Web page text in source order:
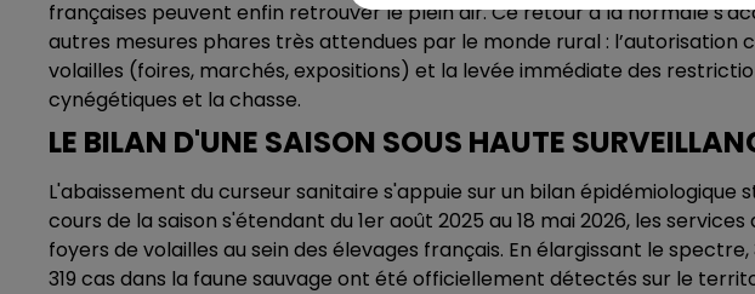
françaises peuvent enfin retrouver le plein air. Ce retour à la normale
autres mesures phares très attendues par le monde rural :
volailles (foires, marchés, expositions) et la levée immédiate des
cynégétiques et la chasse.
LE BILAN D'UNE SAISON SOUS HAUTE
L'abaissement du curseur sanitaire s'appuie sur un bilan épidémiologique
cours de la saison s'étendant du 1er août 2025 au 18 mai 2026, les
foyers de volailles au sein des élevages français. En élargissant le
319 cas dans la faune sauvage ont été officiellement détectés sur le